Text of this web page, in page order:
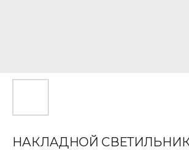
НАКЛАДНОЙ СВЕТИЛЬНИК